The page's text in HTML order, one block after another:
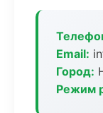
Email:
Город:
Режим